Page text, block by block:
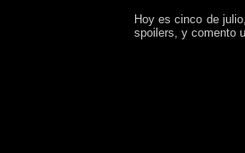
Hoy es cinco de
spoilers, y comento